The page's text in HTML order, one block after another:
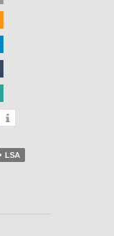
LSA